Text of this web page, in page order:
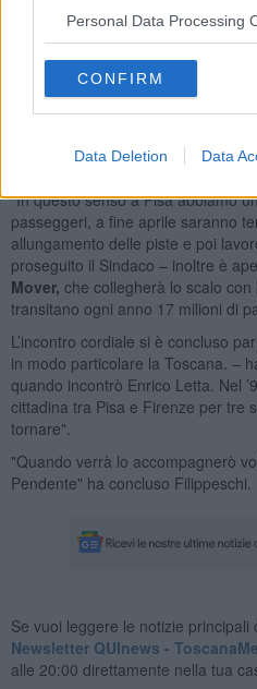
Personal Data Processing
CONFIRM
Data Deletion Data
"È vero, la Toscana è una regione
R Phillips che ha un rapporto
nel 2001 ha investito per il
ha molto da offrire: le creatività, i
sistema giudiziario, le aziende che
certezze in questo senso. Anche
"In questo senso a Pisa abbiamo
passeggeri, a fine aprile saranno
allungamento delle piste e poi
proseguito il Sindaco – inoltre è
Mover, che collegherà lo scalo
transitano ogni anno 17 milioni di
L’incontro cordiale si è concluso
in modo particolare la Toscana. –
quando incontrò Enrico Letta. Nel
cittadina tra Pisa e Firenze per tre
tornare".
"Quando verrà lo accompagnerò
Pendente" ha concluso Filippeschi.
Se vuoi leggere le notizie principali
Newsletter QUInews -
alle 20:00 direttamente nella tua